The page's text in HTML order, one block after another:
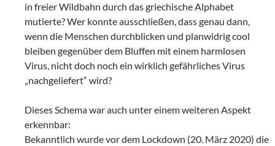
in freier Wildbahn durch das griechische Alphabet
mutierte? Wer konnte ausschließen, dass genau dann,
wenn die Menschen durchblicken und planwidrig cool
bleiben gegenüber dem Bluffen mit einem harmlosen
Virus, nicht doch noch ein wirklich gefährliches Virus
„nachgeliefert“ wird?
Dieses Schema war auch unter einem weiteren Aspekt
erkennbar:
Bekanntlich wurde vor dem Lockdown (20. März 2020) die